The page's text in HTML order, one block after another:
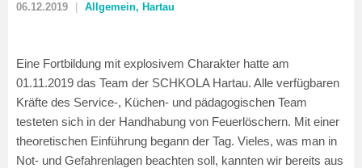
06.12.2019 Allgemein, Hartau
Eine Fortbildung mit explosivem Charakter hatte am
01.11.2019 das Team der SCHKOLA Hartau. Alle verfügbaren
Kräfte des Service-, Küchen- und pädagogischen Team
testeten sich in der Handhabung von Feuerlöschern. Mit einer
theoretischen Einführung begann der Tag. Vieles, was man in
Not- und Gefahrenlagen beachten soll, kannten wir bereits aus